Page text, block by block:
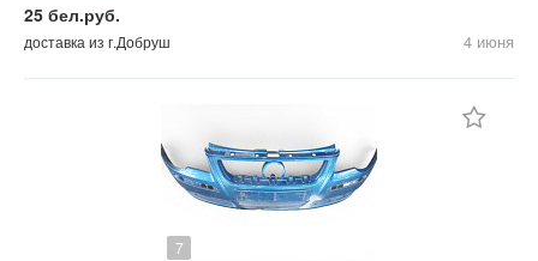
25 бел.руб.
доставка из г.Добруш 4 июня
7